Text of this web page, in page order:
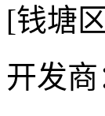
[钱塘
开发